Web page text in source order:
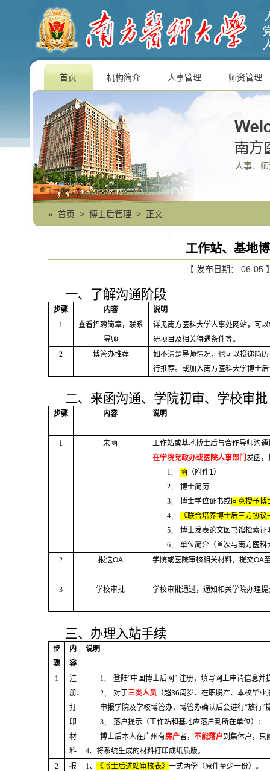
首页 机构简介 人事管理 师资管理
人事、
» 首页 > 博士后管理 > 正文
工作站、基地
【 发布日期： 06-05
一、了解沟通阶段
步骤 内容
说明
1
查看招聘简章，联系
导师
详见南方医科大学人事处网站，可
研项目及相关待遇条件等。
2
博管办推荐
如不清楚导师情况，也可以投递简
行推荐。或加入南方医科大学博士
二、来函沟通、学院初审、学校审批
步骤 内容 说明
1 来函
工作站或基地博士后与合作导师沟
在学院党政办或医院人事部门发函，
1、
函 （附件1）
2、
博士简历
3、
博士学位证书或 同意授予博
4、
《联合培养博士后三方协议
5、
博士发表论文图书馆检索证
6、
单位简介（首次与南方医
2
报送OA 学院或医院审核相关材料，提交OA
3 学校审批 学校审批通过，通知相关学院办理
三、办理入站手续
步
骤
内
容
说明
1
注
册、
打
印
材
料
1、 登陆“中国博士后网” 注册，填写网上申请信息并
2、
对于三类人员 （超36周岁、在职脱产、本校毕业
申报学院及学校博管办，博管办确认后会进行“放行”
3、
落户提示（工作站和基地应落户到所在单位）：
博士后本人在广州有房产者，不能落户到集体户，只
4、将系统生成的材料打印成纸质版。
2
报
1、 《博士后进站审核表》一式两份（原件至少一份）。